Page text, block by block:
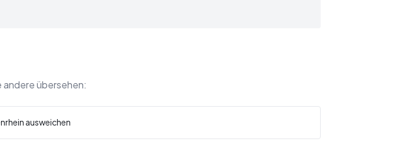
andere übersehen:
ausweichen